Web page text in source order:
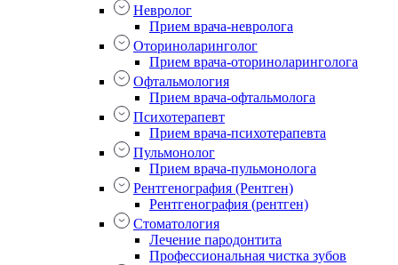
Невролог
Прием врача-невролога
Оториноларинголог
Прием врача-оториноларинголога
Офтальмология
Прием врача-офтальмолога
Психотерапевт
Прием врача-психотерапевта
Пульмонолог
Прием врача-пульмонолога
Рентгенография (Рентген)
Рентгенография (рентген)
Стоматология
Лечение пародонтита
Профессиональная чистка зубов